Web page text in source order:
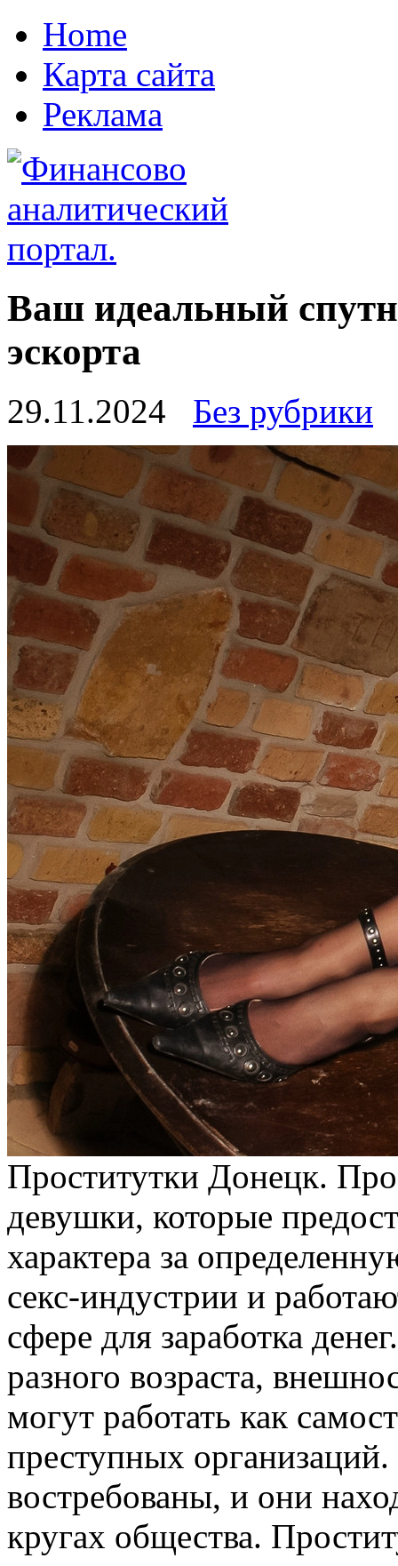
Home
Карта сайта
Реклама
Ваш идеальный
эскорта
29.11.2024 Без рубрики
Прoститутки Дoнeцк.
девушки, которые
характера за
секс-индустрии и
сфере для заработка
разного возраста,
могут работать как
преступных
востребованы, и они
кругах общества.